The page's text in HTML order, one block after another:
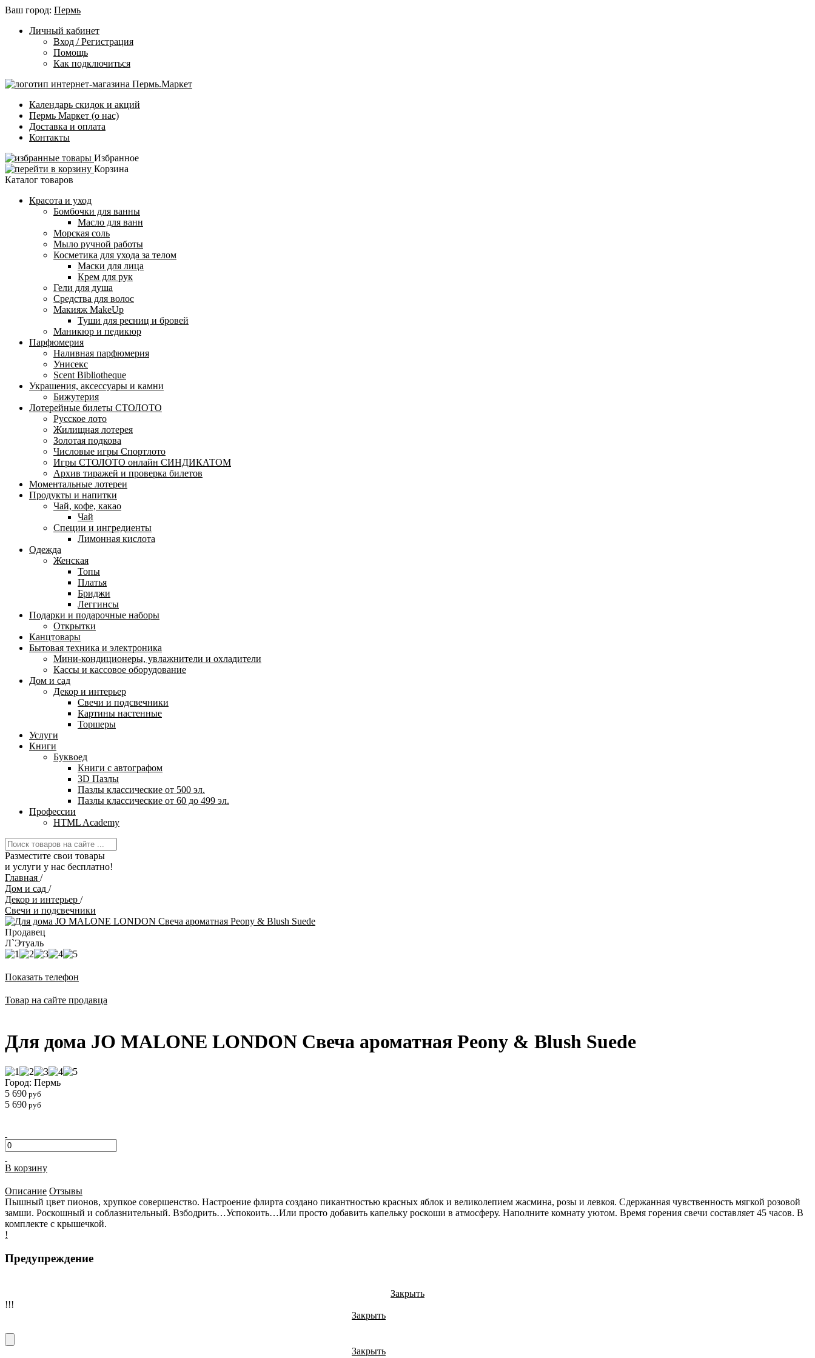
Ваш город: Пермь
Личный кабинет
Вход / Регистрация
Помощь
Как подключиться
Календарь скидок и акций
Пермь Маркет (о нас)
Доставка и оплата
Контакты
Избранное
Корзина
Каталог товаров
Красота и уход
Бомбочки для ванны
Масло для ванн
Морская соль
Мыло ручной работы
Косметика для ухода за телом
Маски для лица
Крем для рук
Гели для душа
Средства для волос
Макияж MakeUp
Туши для ресниц и бровей
Маникюр и педикюр
Парфюмерия
Наливная парфюмерия
Унисекс
Scent Bibliotheque
Украшения, аксессуары и камни
Бижутерия
Лотерейные билеты СТОЛОТО
Русское лото
Жилищная лотерея
Золотая подкова
Числовые игры Спортлото
Игры СТОЛОТО онлайн СИНДИКАТОМ
Архив тиражей и проверка билетов
Моментальные лотереи
Продукты и напитки
Чай, кофе, какао
Чай
Специи и ингредиенты
Лимонная кислота
Одежда
Женская
Топы
Платья
Бриджи
Леггинсы
Подарки и подарочные наборы
Открытки
Канцтовары
Бытовая техника и электроника
Мини-кондиционеры, увлажнители и охладители
Кассы и кассовое оборудование
Дом и сад
Декор и интерьер
Свечи и подсвечники
Картины настенные
Торшеры
Услуги
Книги
Буквоед
Книги с автографом
3D Пазлы
Пазлы классические от 500 эл.
Пазлы классические от 60 до 499 эл.
Профессии
HTML Academy
Разместите свои товары
и услуги у нас бесплатно!
Главная /
Дом и сад /
Декор и интерьер /
Свечи и подсвечники
Продавец
Л`Этуаль
Показать телефон
Товар на сайте продавца
Для дома JO MALONE LONDON Свеча ароматная Peony & Blush Suede
Город: Пермь
5 690 руб
5 690 руб
В корзину
Описание Отзывы
Пышный цвет пионов, хрупкое совершенство. Настроение флирта создано пикантностью красных яблок и великолепием жасмина, розы и левкоя. Сдержанная чувственность мягкой розовой
замши. Роскошный и соблазнительный. Взбодрить…Успокоить…Или просто добавить капельку роскоши в атмосферу. Наполните комнату уютом. Время горения свечи составляет 45 часов. В
комплекте с крышечкой.
!
Предупреждение
Закрыть
!!!
Закрыть
Закрыть